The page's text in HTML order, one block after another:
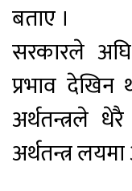
बताए ।
सरकारले
प्रभाव
अर्थतन्त्रले
अर्थतन्त्र